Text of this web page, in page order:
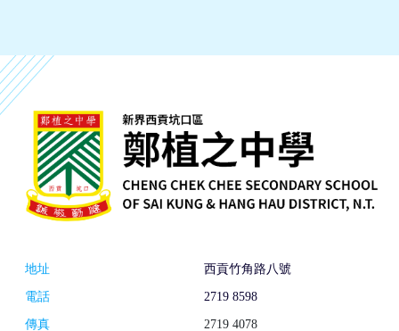
地址
西貢竹角路八號
電話
2719 8598
傳真
2719 4078